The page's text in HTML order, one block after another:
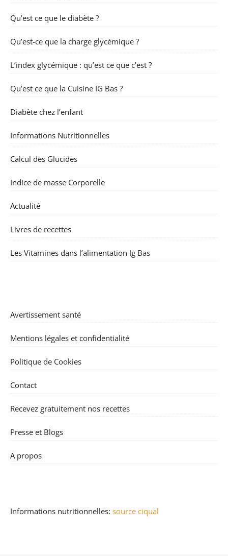
Qu’est ce que le diabète ?
Qu’est-ce que la charge glycémique ?
L’index glycémique : qu’est ce que c’est ?
Qu’est ce que la Cuisine IG Bas ?
Diabète chez l’enfant
Informations Nutritionnelles
Calcul des Glucides
Indice de masse Corporelle
Actualité
Livres de recettes
Les Vitamines dans l’alimentation Ig Bas
Avertissement santé
Mentions légales et confidentialité
Politique de Cookies
Contact
Recevez gratuitement nos recettes
Presse et Blogs
A propos
Informations nutritionnelles: source ciqual